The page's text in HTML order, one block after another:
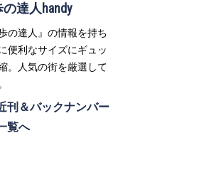
達人handy
歩の達人』の情報を持ち
便利なサイズにギュッ
。人気の街を厳選して
刊＆バックナンバー
覧へ